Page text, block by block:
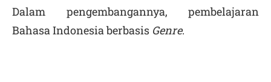
Dalam pengembangannya, pembelajaran
Bahasa Indonesia berbasis Genre.